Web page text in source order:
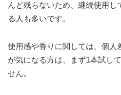
んど残らないため、継続使用し
る人も多いです。
使用感や香りに関しては、個人
が気になる方は、まず1本試し
せん。